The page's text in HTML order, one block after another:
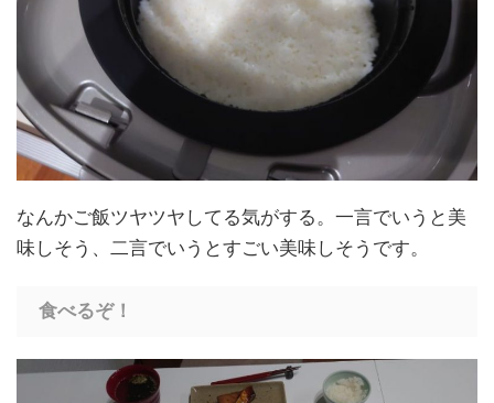
なんかご飯ツヤツヤしてる気がする。一言でいうと美
味しそう、二言でいうとすごい美味しそうです。
食べるぞ！